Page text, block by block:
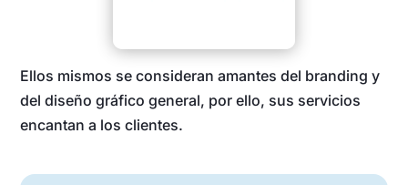
Ellos mismos se consideran amantes del branding y
del diseño gráfico general, por ello, sus servicios
encantan a los clientes.